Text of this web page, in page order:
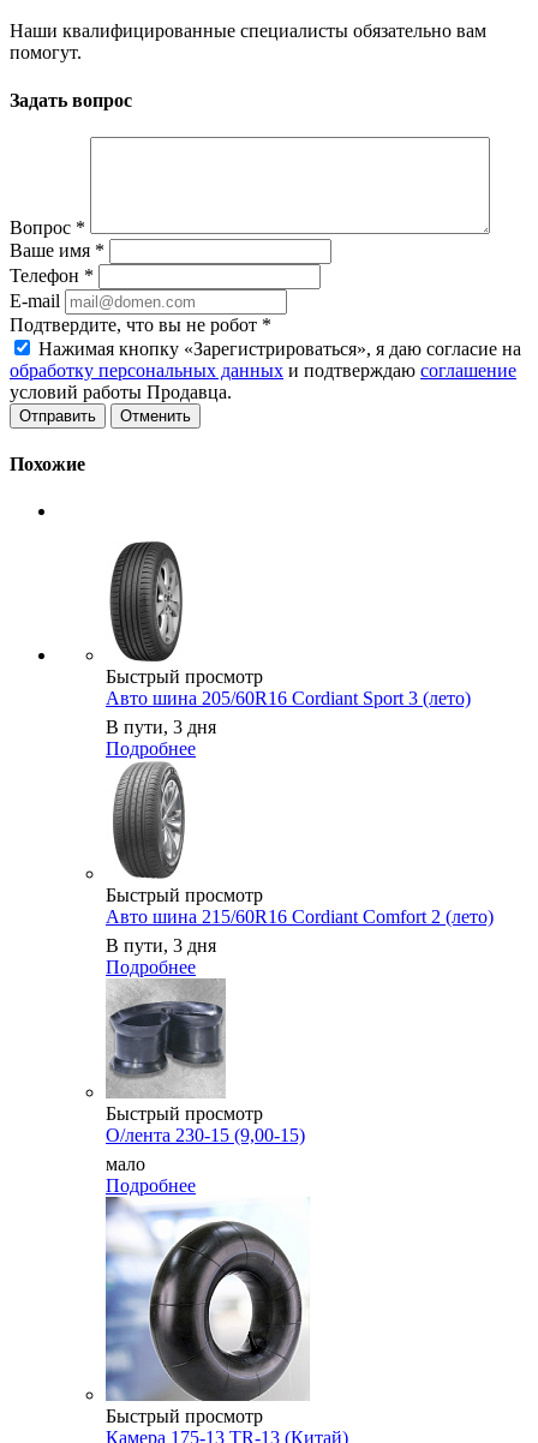
Наши квалифицированные специалисты обязательно вам
помогут.
Задать вопрос
Вопрос *
Ваше имя *
Телефон *
E-mail
Подтвердите, что вы не робот *
Нажимая кнопку «Зарегистрироваться», я даю согласие на
обработку персональных данных и подтверждаю соглашение
условий работы Продавца.
Отменить
Похожие
Быстрый просмотр
Авто шина 205/60R16 Cordiant Sport 3 (лето)
В пути, 3 дня
Подробнее
Быстрый просмотр
Авто шина 215/60R16 Cordiant Comfort 2 (лето)
В пути, 3 дня
Подробнее
Быстрый просмотр
О/лента 230-15 (9,00-15)
мало
Подробнее
Быстрый просмотр
Камера 175-13 TR-13 (Китай)